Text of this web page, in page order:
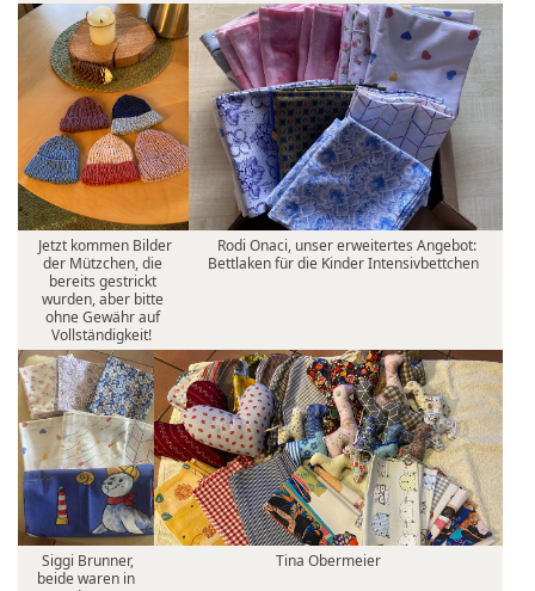
Jetzt kommen Bilder
der Mützchen, die
bereits gestrickt
wurden, aber bitte
ohne Gewähr auf
Vollständigkeit!
Rodi Onaci, unser erweitertes Angebot:
Bettlaken für die Kinder Intensivbettchen
Siggi Brunner,
beide waren in
Tina Obermeier